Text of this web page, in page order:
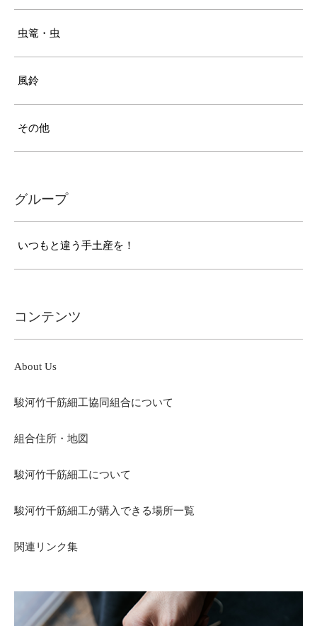
虫篭・虫
風鈴
その他
グループ
いつもと違う手土産を！
コンテンツ
About Us
駿河竹千筋細工協同組合について
組合住所・地図
駿河竹千筋細工について
駿河竹千筋細工が購入できる場所一覧
関連リンク集